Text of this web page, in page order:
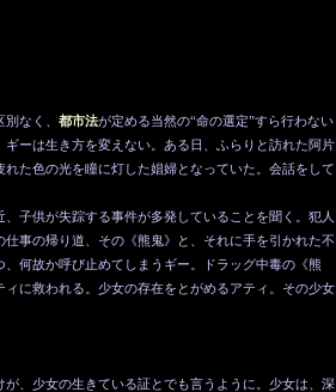
なく、 都市法が定める当然の“命の選定”すら行わない
ギーは生き方を変えない。ある日、ふらりと訪れた阿片
た色の光を瞳に灯した娼婦となっていた。会話をして
、子供が失踪する事件が多発していることを聞く。犯人
事の帰り道、その《熊鬼》と、それに手を引かれた不
何故か呼び止めてしまうギー。ドラッグ中毒の《熊
に救われる。少女の存在をとがめるアティ。その少女
、少女の生きている証とでも言うように。少女は、深